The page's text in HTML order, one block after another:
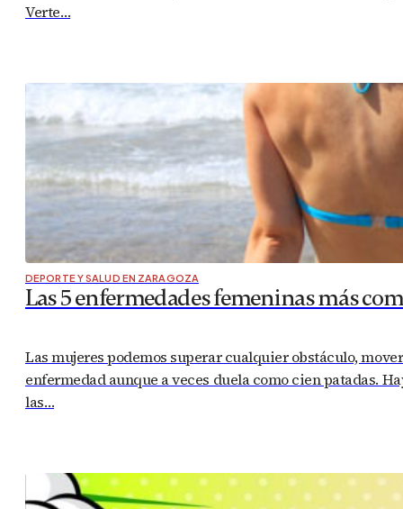
Verte…
DEPORTE Y SALUD EN ZARAGOZA
Las 5 enfermedades femeninas más
Las mujeres podemos superar cualquier obstáculo,
enfermedad aunque a veces duela como cien patadas.
las…